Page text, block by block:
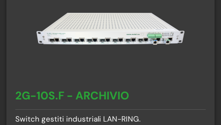
2G-10S.F - ARCHIVIO
Switch gestiti industriali LAN-RING.